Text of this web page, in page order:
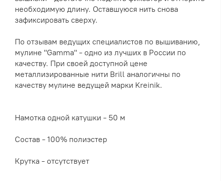
необходимую длину. Оставшуюся нить снова
зафиксировать сверху.
По отзывам ведущих специалистов по вышиванию,
мулине "Gamma" - одно из лучших в России по
качеству. При своей доступной цене
металлизированные нити Brill аналогичны по
качеству мулине ведущей марки Kreinik.
Намотка одной катушки - 50 м
Состав - 100% полиэстер
Крутка - отсутствует